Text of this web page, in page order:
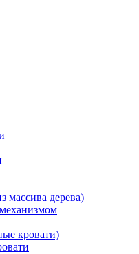
массива дерева)
кровати)